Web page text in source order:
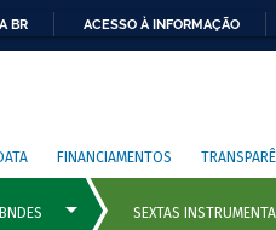
BR ACESSO À INFORMAÇÃO
FINANCIAMENTOS